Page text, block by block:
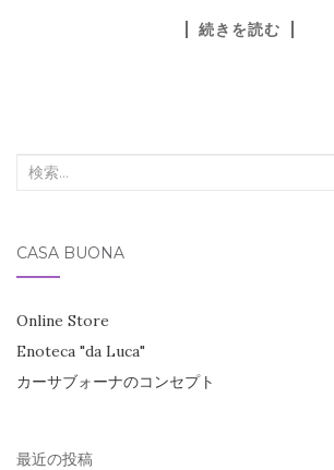
続きを読む
検
象:
CASA BUONA
Online Store
Enoteca "da Luca"
カーサブォーナのコンセプト
最近の投稿